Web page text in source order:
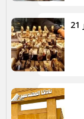
سعر الذهب اليوم الإثنين في مصر.. عيار 21